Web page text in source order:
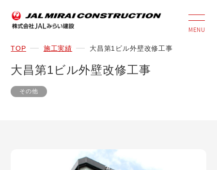
MENU
TOP 施工実績 大昌第1ビル外壁改修工事
大昌第1ビル外壁改修工事
その他